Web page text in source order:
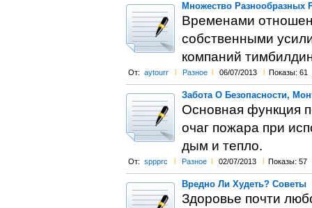
Множество Разнообразных
Временами
собственными
компаний
От: aytourr l Разное l 06/07/2013 l Показы: 61
Забота О Безопасности,
Основная функция
очаг пожара при
дым и тепло.
От: sppprc l Разное l 02/07/2013 l Показы: 57
Вредно Ли Худеть? Советы
Здоровье почти